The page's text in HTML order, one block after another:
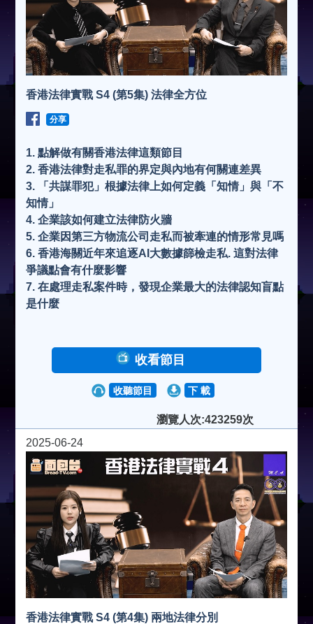
香港法律實戰 S4 (第5集) 法律全方位
分享
1. 點解做有關香港法律這類節目
2. 香港法律對走私罪的界定與內地有何關連差異
3. 「共謀罪犯」根據法律上如何定義「知情」與「不
知情」
4. 企業該如何建立法律防火牆
5. 企業因第三方物流公司走私而被牽連的情形常見嗎
6. 香港海關近年來追逐AI大數據篩檢走私. 這對法律
爭議點會有什麼影響
7. 在處理走私案件時，發現企業最大的法律認知盲點
是什麼
收看節目
收聽節目 下 載
瀏覽人次:423259次
2025-06-24
香港法律實戰 S4 (第4集) 兩地法律分別